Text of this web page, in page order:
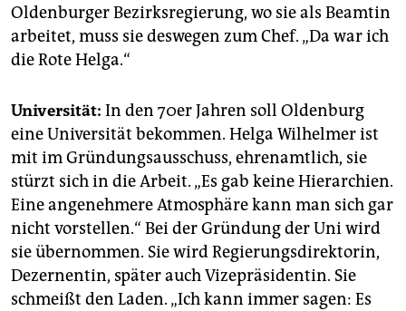
Oldenburger Bezirksregierung, wo sie als Beamtin
arbeitet, muss sie deswegen zum Chef. „Da war ich
die Rote Helga.“
Universität: In den 70er Jahren soll Oldenburg
eine Universität bekommen. Helga Wilhelmer ist
mit im Gründungsausschuss, ehrenamtlich, sie
stürzt sich in die Arbeit. „Es gab keine Hierarchien.
Eine angenehmere Atmosphäre kann man sich gar
nicht vorstellen.“ Bei der Gründung der Uni wird
sie übernommen. Sie wird Regierungsdirektorin,
Dezernentin, später auch Vizepräsidentin. Sie
schmeißt den Laden. „Ich kann immer sagen: Es